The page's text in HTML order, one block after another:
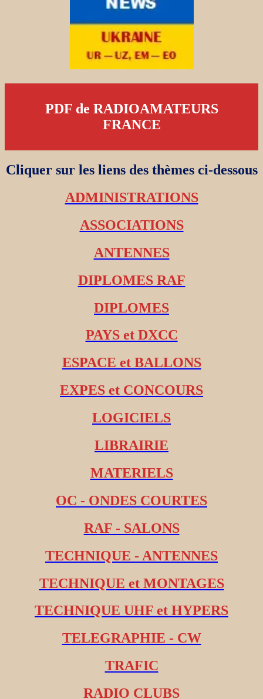
PDF de RADIOAMATEURS
FRANCE
Cliquer sur les liens des thèmes ci-dessous
ADMINISTRATIONS
ASSOCIATIONS
ANTENNES
DIPLOMES RAF
DIPLOMES
PAYS et DXCC
ESPACE et BALLONS
EXPES et CONCOURS
LOGICIELS
LIBRAIRIE
MATERIELS
OC - ONDES COURTES
RAF - SALONS
TECHNIQUE - ANTENNES
TECHNIQUE et MONTAGES
TECHNIQUE UHF et HYPERS
TELEGRAPHIE - CW
TRAFIC
RADIO CLUBS